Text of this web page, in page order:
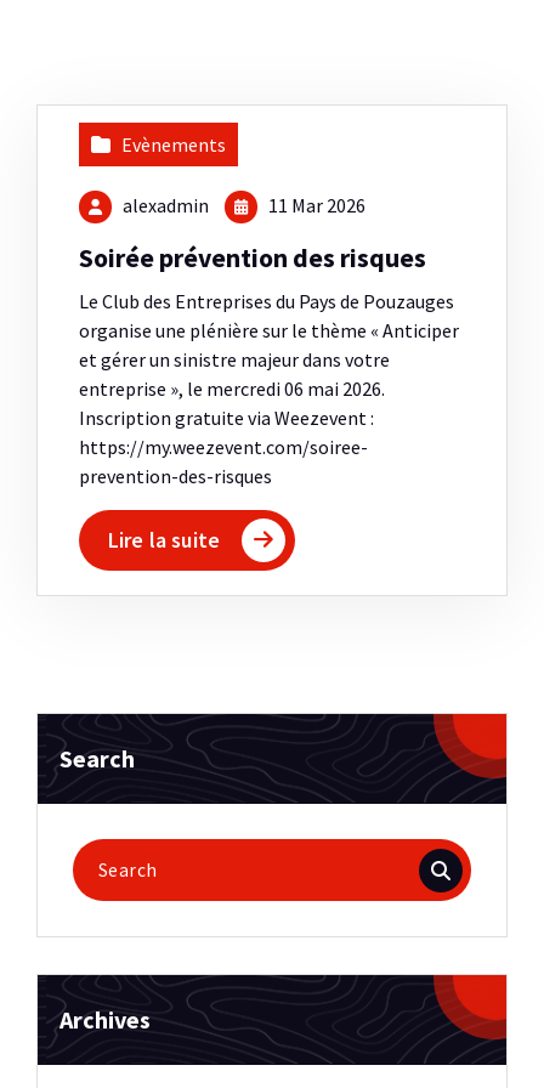
Evènements
alexadmin 11 Mar 2026
Soirée prévention des risques
Le Club des Entreprises du Pays de Pouzauges
organise une plénière sur le thème « Anticiper
et gérer un sinistre majeur dans votre
entreprise », le mercredi 06 mai 2026.
Inscription gratuite via Weezevent :
https://my.weezevent.com/soiree-
prevention-des-risques
Lire la suite
Search
Search
for:
Archives